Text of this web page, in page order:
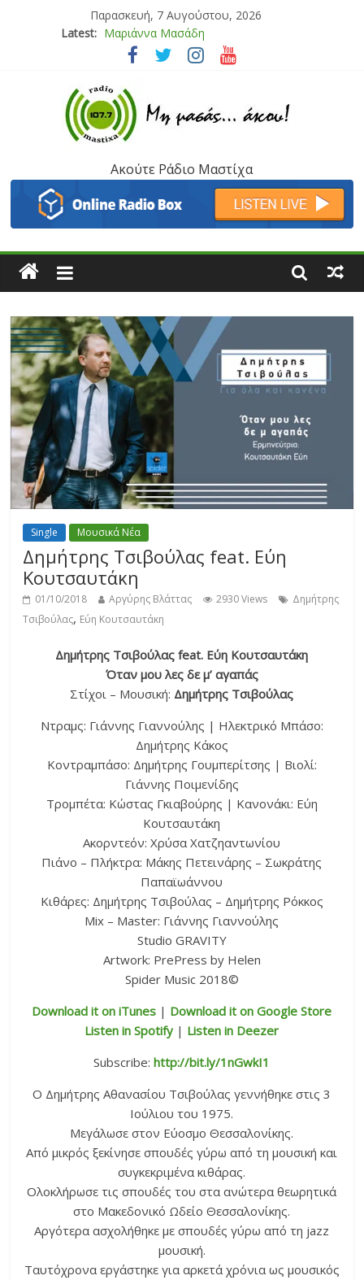
Παρασκευή, 7 Αυγούστου, 2026
Latest: Μαριάννα Μασάδη
Τάνια Μπρεάζου
Μάνος Τρυπιάς & Γιώργος Στρατάκης
Ιορδάνης Αγαπητός
Ακούτε Ράδιο Μαστίχα
Single Μουσικά Νέα
Δημήτρης Τσιβούλας feat. Εύη
Κουτσαυτάκη
01/10/2018 Αργύρης Βλάττας 2930 Views
Δημήτρης
Τσιβούλας, Εύη Κουτσαυτάκη
Δημήτρης Τσιβούλας feat. Εύη Κουτσαυτάκη
Όταν μου λες δε μ’ αγαπάς
Στίχοι – Μουσική: Δημήτρης Τσιβούλας
Ντραμς: Γιάννης Γιαννούλης | Ηλεκτρικό Μπάσο:
Δημήτρης Κάκος
Κοντραμπάσο: Δημήτρης Γουμπερίτσης | Βιολί:
Γιάννης Ποιμενίδης
Τρομπέτα: Κώστας Γκιαβούρης | Κανονάκι: Εύη
Κουτσαυτάκη
Ακορντεόν:Χρύσα Χατζηαντωνίου
Πιάνο – Πλήκτρα: Μάκης Πετεινάρης – Σωκράτης
Παπαϊωάννου
Κιθάρες: Δημήτρης Τσιβούλας – Δημήτρης Ρόκκος
Mix – Master: Γιάννης Γιαννούλης
Studio GRAVITY
Artwork: PrePress by Helen
Spider Music 2018©
Download it on iTunes | Download it on Google Store
Listen in Spotify | Listen in Deezer
Subscribe:http://bit.ly/1nGwkI1
Ο Δημήτρης Αθανασίου Τσιβούλας γεννήθηκε στις 3
Ιούλιου του 1975.
Μεγάλωσε στον Εύοσμο Θεσσαλονίκης.
Από μικρός ξεκίνησε σπουδές γύρω από τη μουσική και
συγκεκριμένα κιθάρας.
Ολοκλήρωσε τις σπουδές του στα ανώτερα θεωρητικά
στο Μακεδονικό Ωδείο Θεσσαλονίκης.
Αργότερα ασχολήθηκε με σπουδές γύρω από τη jazz
μουσική.
Ταυτόχρονα εργάστηκε για αρκετά χρόνια ως μουσικός